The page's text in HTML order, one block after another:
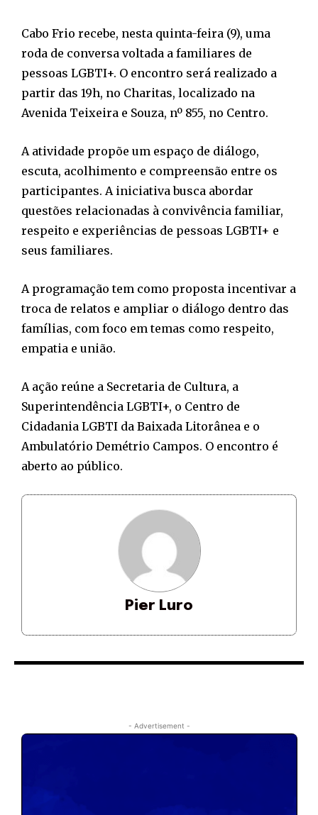
Cabo Frio recebe, nesta quinta-feira (9), uma
roda de conversa voltada a familiares de
pessoas LGBTI+. O encontro será realizado a
partir das 19h, no Charitas, localizado na
Avenida Teixeira e Souza, nº 855, no Centro.
A atividade propõe um espaço de diálogo,
escuta, acolhimento e compreensão entre os
participantes. A iniciativa busca abordar
questões relacionadas à convivência familiar,
respeito e experiências de pessoas LGBTI+ e
seus familiares.
A programação tem como proposta incentivar a
troca de relatos e ampliar o diálogo dentro das
famílias, com foco em temas como respeito,
empatia e união.
A ação reúne a Secretaria de Cultura, a
Superintendência LGBTI+, o Centro de
Cidadania LGBTI da Baixada Litorânea e o
Ambulatório Demétrio Campos. O encontro é
aberto ao público.
Pier Luro
- Advertisement -